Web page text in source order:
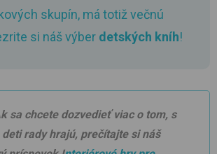
skupín, má totiž večnú
si náš výber detských kníh!
sa chcete dozvedieť viac o tom, s
deti rady hrajú, prečítajte si náš